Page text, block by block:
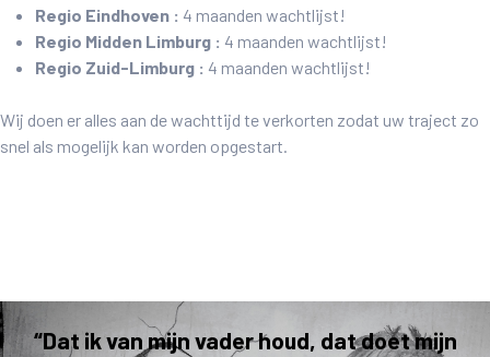
Regio Eindhoven : 4 maanden wachtlijst!
Regio Midden Limburg : 4 maanden wachtlijst!
Regio Zuid-Limburg : 4 maanden wachtlijst!
Wij doen er alles aan de wachttijd te verkorten zodat uw traject zo
snel als mogelijk kan worden opgestart.
“Dat ik van mijn vader houd, dat doet mijn